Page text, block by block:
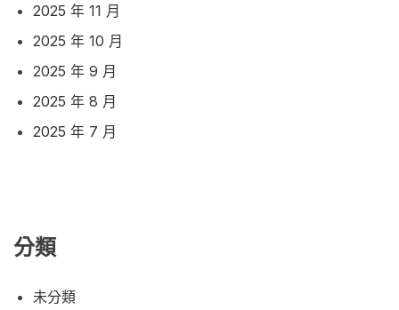
2025 年 11 月
2025 年 10 月
2025 年 9 月
2025 年 8 月
2025 年 7 月
分類
未分類